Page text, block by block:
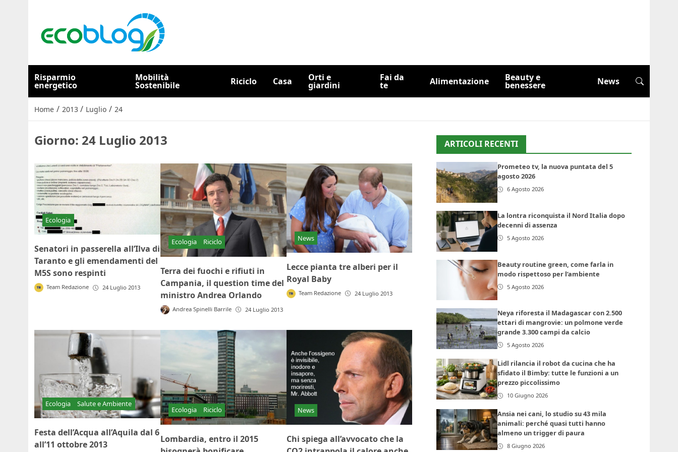
Risparmio
energetico
Mobilità
Sostenibile Riciclo Casa Orti e
giardini
Fai da
te Alimentazione Beauty e
benessere News
Home / 2013 / Luglio / 24
Giorno: 24 Luglio 2013
Ecologia
Senatori in passerella all’Ilva di
Taranto e gli emendamenti del
M5S sono respinti
Team Redazione 24 Luglio 2013
Ecologia Riciclo
Terra dei fuochi e rifiuti in
Campania, il question time del
ministro Andrea Orlando
Andrea Spinelli Barrile 24 Luglio 2013
News
Lecce pianta tre alberi per il
Royal Baby
Team Redazione 24 Luglio 2013
Ecologia Salute e Ambiente
Festa dell’Acqua all’Aquila dal 6
all’11 ottobre 2013
Ecologia Riciclo
Lombardia, entro il 2015
News
Chi spiega all’avvocato che la
ARTICOLI RECENTI
Prometeo tv, la nuova puntata del 5
agosto 2026
6 Agosto 2026
La lontra riconquista il Nord Italia dopo
decenni di assenza
5 Agosto 2026
Beauty routine green, come farla in
modo rispettoso per l’ambiente
5 Agosto 2026
Neya riforesta il Madagascar con 2.500
ettari di mangrovie: un polmone verde
grande 3.300 campi da calcio
5 Agosto 2026
Lidl rilancia il robot da cucina che ha
sfidato il Bimby: tutte le funzioni a un
prezzo piccolissimo
10 Giugno 2026
Ansia nei cani, lo studio su 43 mila
animali: perché quasi tutti hanno
almeno un trigger di paura
8 Giugno 2026